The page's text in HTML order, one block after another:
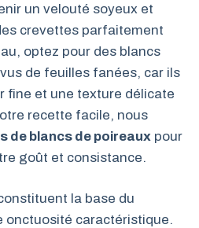
un velouté soyeux et
crevettes parfaitement
optez pour des blancs
de feuilles fanées, car ils
fine et une texture délicate
recette facile, nous
de blancs de poireaux pour
goût et consistance.
la base du
onctuosité caractéristique.